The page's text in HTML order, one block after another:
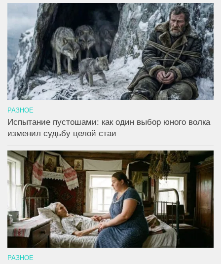
РАЗНОЕ
Испытание пустошами: как один выбор юного волка
изменил судьбу целой стаи
РАЗНОЕ